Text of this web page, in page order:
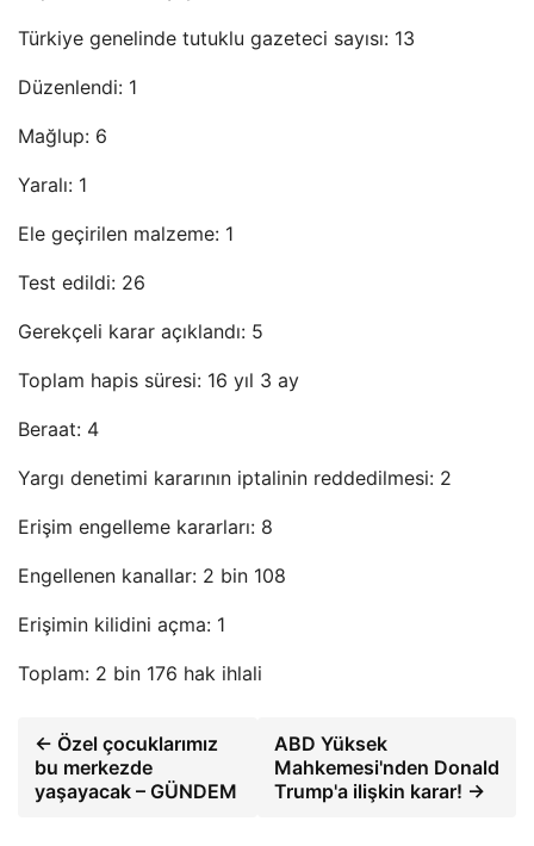
Türkiye genelinde tutuklu gazeteci sayısı: 13
Düzenlendi: 1
Mağlup: 6
Yaralı: 1
Ele geçirilen malzeme: 1
Test edildi: 26
Gerekçeli karar açıklandı: 5
Toplam hapis süresi: 16 yıl 3 ay
Beraat: 4
Yargı denetimi kararının iptalinin reddedilmesi: 2
Erişim engelleme kararları: 8
Engellenen kanallar: 2 bin 108
Erişimin kilidini açma: 1
Toplam: 2 bin 176 hak ihlali
← Özel çocuklarımız
bu merkezde
yaşayacak – GÜNDEM
ABD Yüksek
Mahkemesi'nden Donald
Trump'a ilişkin karar! →